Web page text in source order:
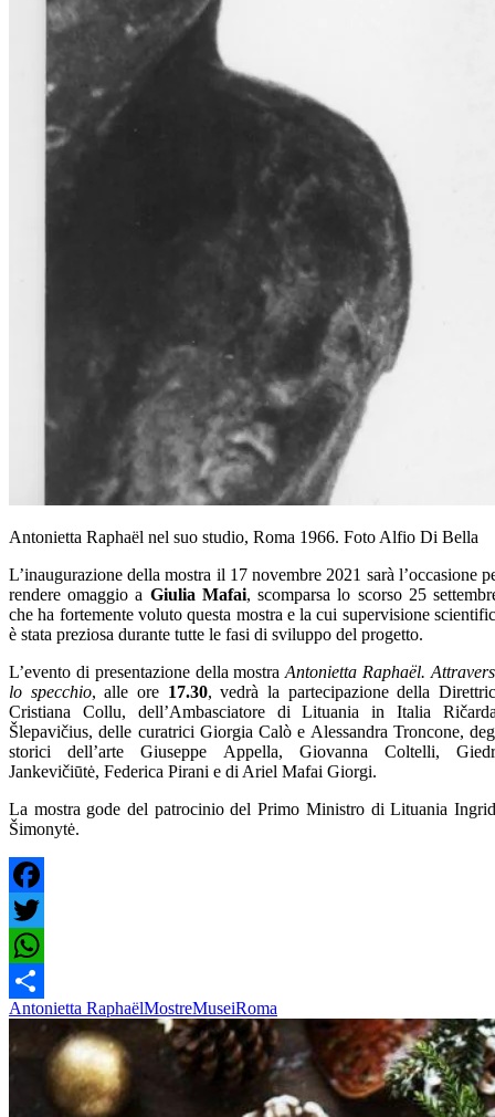
Antonietta Raphaël nel suo studio, Roma 1966. Foto Alfio Di Bella
L’inaugurazione della mostra il 17 novembre 2021 sarà l’occasione
rendere omaggio a Giulia Mafai, scomparsa lo scorso 25
che ha fortemente voluto questa mostra e la cui supervisione
è stata preziosa durante tutte le fasi di sviluppo del progetto.
L’evento di presentazione della mostraAntonietta Raphaël.
lo specchio, alle ore 17.30, vedrà la partecipazione della
Cristiana Collu, dell’Ambasciatore di Lituania in Italia
Šlepavičius, delle curatrici Giorgia Calò e Alessandra Troncone,
storici dell’arte Giuseppe Appella, Giovanna Coltelli,
Jankevičiūtė, Federica Pirani e di Ariel Mafai Giorgi.
La mostra gode del patrocinio del Primo Ministro di Lituania
Šimonytė.
Facebook
Twitter
WhatsApp
Share
Antonietta RaphaëlMostreMuseiRoma